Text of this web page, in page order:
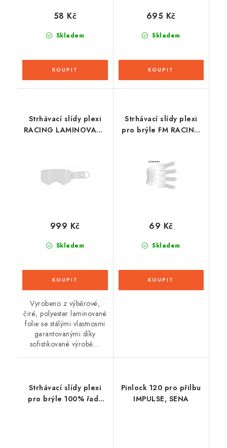
Skladem
58 Kč
Skladem
695 Kč
Strhávací slídy plexi
RACING LAMINOVANÉ
ALPINESTARS (14
vrstev v balení, čiré)
Skladem
999 Kč
Vyrobeno z výběrové,
čiré, polyester laminované
folie se stálými vlastnosmi
garantovanými díky
sofistikované výrobě....
Strhávací slídy plexi
pro brýle FM RACING
balení, čiré)
Skladem
69 Kč
Strhávací slídy plexi
pro brýle 100% řady
Pinlock 120 pro přilbu
IMPULSE, SENA